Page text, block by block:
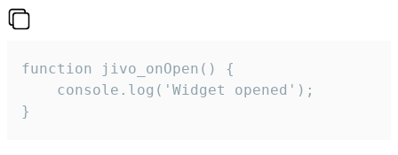
function jivo_onOpen() {
    console.log('Widget opened');
}